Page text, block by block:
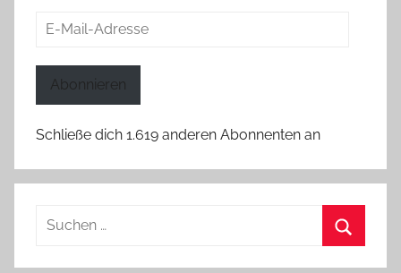
E-
Abonnieren
Schließe dich 1.619 anderen Abonnenten an
Suchen